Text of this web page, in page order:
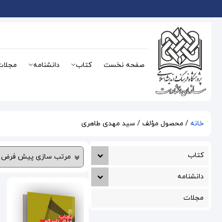
صفحه نخست کتاب دانشنامه
خانه / محصول مؤلف / سید مهدی طاهری
کتاب
دانشنامه
مجلات